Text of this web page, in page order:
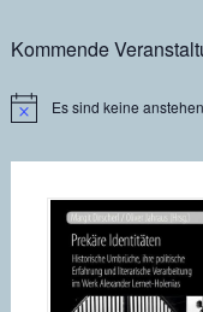
Kommende
Es sind keine